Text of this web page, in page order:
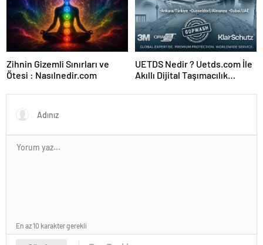
Zihnin Gizemli Sınırları ve
Ötesi : Nasılnedir.com
UETDS Nedir ? Uetds.com İle
Akıllı Dijital Taşımacılık
En az 10 karakter gerekli